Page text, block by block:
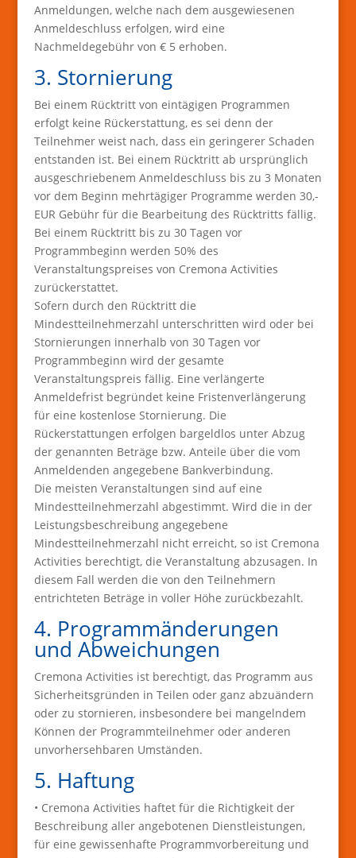
Anmeldungen, welche nach dem ausgewiesenen
Anmeldeschluss erfolgen, wird eine
Nachmeldegebühr von € 5 erhoben.
3. Stornierung
Bei einem Rücktritt von eintägigen Programmen
erfolgt keine Rückerstattung, es sei denn der
Teilnehmer weist nach, dass ein geringerer Schaden
entstanden ist. Bei einem Rücktritt ab ursprünglich
ausgeschriebenem Anmeldeschluss bis zu 3 Monaten
vor dem Beginn mehrtägiger Programme werden 30,-
EUR Gebühr für die Bearbeitung des Rücktritts fällig.
Bei einem Rücktritt bis zu 30 Tagen vor
Programmbeginn werden 50% des
Veranstaltungspreises von Cremona Activities
zurückerstattet.
Sofern durch den Rücktritt die
Mindestteilnehmerzahl unterschritten wird oder bei
Stornierungen innerhalb von 30 Tagen vor
Programmbeginn wird der gesamte
Veranstaltungspreis fällig. Eine verlängerte
Anmeldefrist begründet keine Fristenverlängerung
für eine kostenlose Stornierung. Die
Rückerstattungen erfolgen bargeldlos unter Abzug
der genannten Beträge bzw. Anteile über die vom
Anmeldenden angegebene Bankverbindung.
Die meisten Veranstaltungen sind auf eine
Mindestteilnehmerzahl abgestimmt. Wird die in der
Leistungsbeschreibung angegebene
Mindestteilnehmerzahl nicht erreicht, so ist Cremona
Activities berechtigt, die Veranstaltung abzusagen. In
diesem Fall werden die von den Teilnehmern
entrichteten Beträge in voller Höhe zurückbezahlt.
4. Programmänderungen
und Abweichungen
Cremona Activities ist berechtigt, das Programm aus
Sicherheitsgründen in Teilen oder ganz abzuändern
oder zu stornieren, insbesondere bei mangelndem
Können der Programmteilnehmer oder anderen
unvorhersehbaren Umständen.
5. Haftung
• Cremona Activities haftet für die Richtigkeit der
Beschreibung aller angebotenen Dienstleistungen,
für eine gewissenhafte Programmvorbereitung und